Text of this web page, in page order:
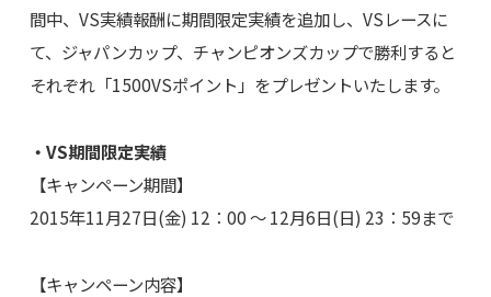
間中、VS実績報酬に期間限定実績を追加し、VSレースに
て、ジャパンカップ、チャンピオンズカップで勝利すると
それぞれ「1500VSポイント」をプレゼントいたします。
・VS期間限定実績
【キャンペーン期間】
2015年11月27日(金) 12：00 ～ 12月6日(日) 23：59まで
【キャンペーン内容】